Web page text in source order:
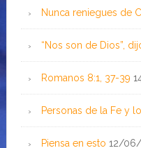
Nunca reniegues de
“Nos son de Dios”,
Romanos 8:1, 37-39
Personas de la Fe y
Piensa en esto 12/